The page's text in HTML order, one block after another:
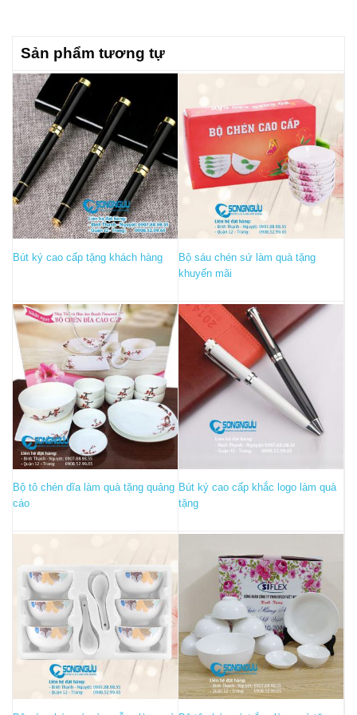
Sản phẩm tương tự
Bút ký cao cấp tặng khách hàng
Bộ sáu chén sứ làm quà tặng
khuyến mãi
Bộ tô chén dĩa làm quà tặng quảng
cáo
Bút ký cao cấp khắc logo làm quà
tặng